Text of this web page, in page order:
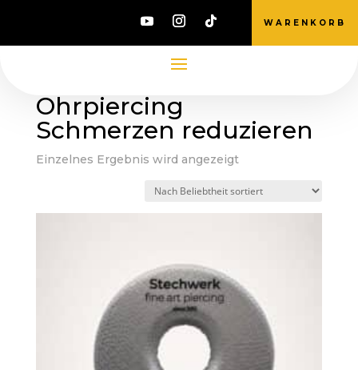
WARENKORB
/ Produkte verschlagwortet mit
„Ohrpiercing Schmerzen reduzieren“
Ohrpiercing
Schmerzen reduzieren
Einzelnes Ergebnis wird angezeigt